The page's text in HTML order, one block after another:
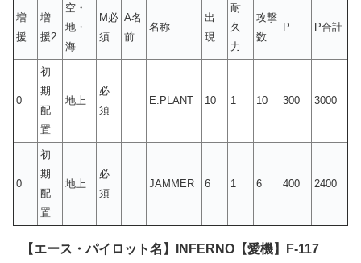
増
援
増
援2
空・
地・
海
M必
須
A名
前
名称
出
現
耐
久
力
攻撃
数
P P合計
0
初
期
配
置
地上
必
須
E.PLANT 10 1 10 300 3000
0
初
期
配
置
地上
必
須
JAMMER 6 1 6 400 2400
【エース・パイロット名】INFERNO【愛機】F-117